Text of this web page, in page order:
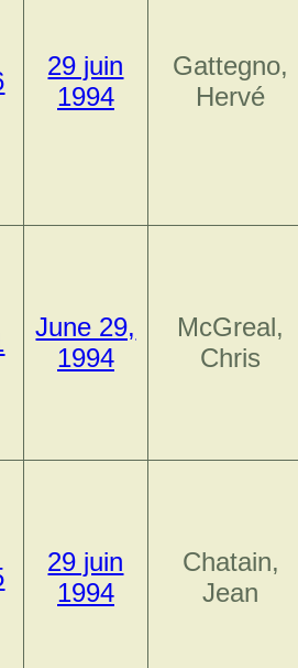
29 juin
1994
Gattegno,
Hervé
June 29,
1994
McGreal,
Chris
29 juin
1994
Chatain,
Jean